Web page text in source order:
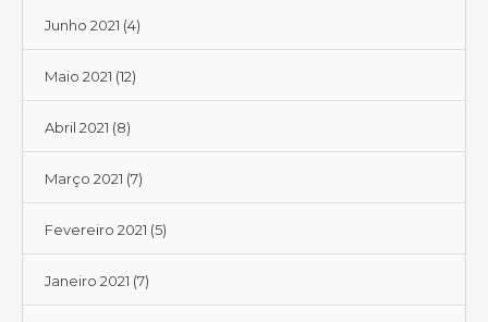
Junho 2021 (4)
Maio 2021 (12)
Abril 2021 (8)
Março 2021 (7)
Fevereiro 2021 (5)
Janeiro 2021 (7)